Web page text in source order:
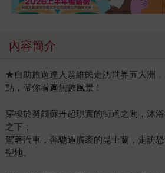
內容簡介
★自助旅遊達人翁維民走訪世界五大洲
點，帶你看遍無數風景！
穿梭於努爾蘇丹超現實的街道之間，沐
之下；
駕著汽車，奔馳過廣袤的昆士蘭，走訪
聖地。